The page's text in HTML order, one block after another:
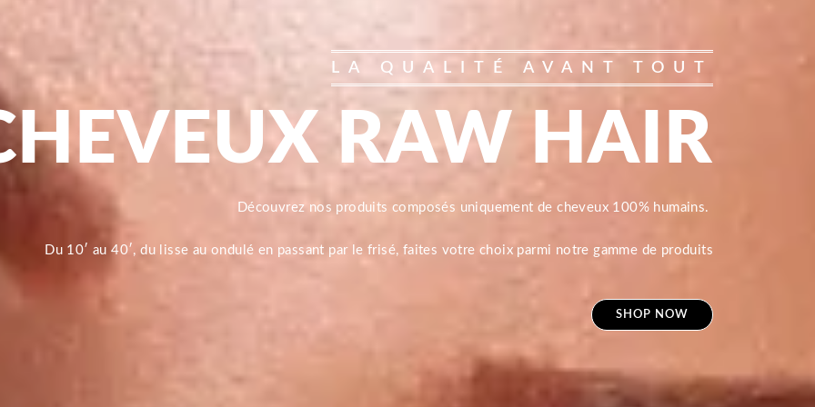
LA QUALITÉ AVANT TOUT
RAW HAIR
Découvrez nos produits composés uniquement de cheveux 100% humains.
Du 10′ au 40′, du lisse au ondulé en passant par le frisé, faites votre choix parmi notre gamme de produits
SHOP NOW